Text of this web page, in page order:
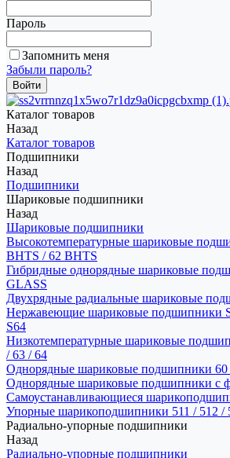
Пароль
Запомнить меня
Забыли пароль?
Каталог товаров
Назад
Каталог товаров
Подшипники
Назад
Подшипники
Шариковые подшипники
Назад
Шариковые подшипники
Высокотемпературные шариковые
BHTS / 62 BHTS
Гибридные однорядные шариковые
GLASS
Двухрядные радиальные шариковые
Нержавеющие шариковые подшипники
S64
Низкотемпературные шариковые
/ 63 / 64
Однорядные шариковые подшипники 60
Однорядные шариковые подшипники с
Самоустанавливающиеся
Упорные шарикоподшипники 511 / 512 /
Радиально-упорные подшипники
Назад
Радиально-упорные подшипники